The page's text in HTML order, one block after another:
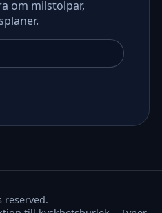
om milstolpar,
reserved.